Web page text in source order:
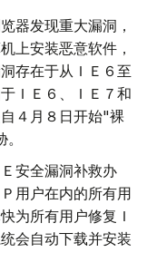
器发现重大漏洞，
上安装恶意软件，
存在于从ＩＥ６至
ＩＥ６、ＩＥ７和
４月８日开始"裸
安全漏洞补救办
用户在内的所有用
为所有用户修复Ｉ
会自动下载并安装